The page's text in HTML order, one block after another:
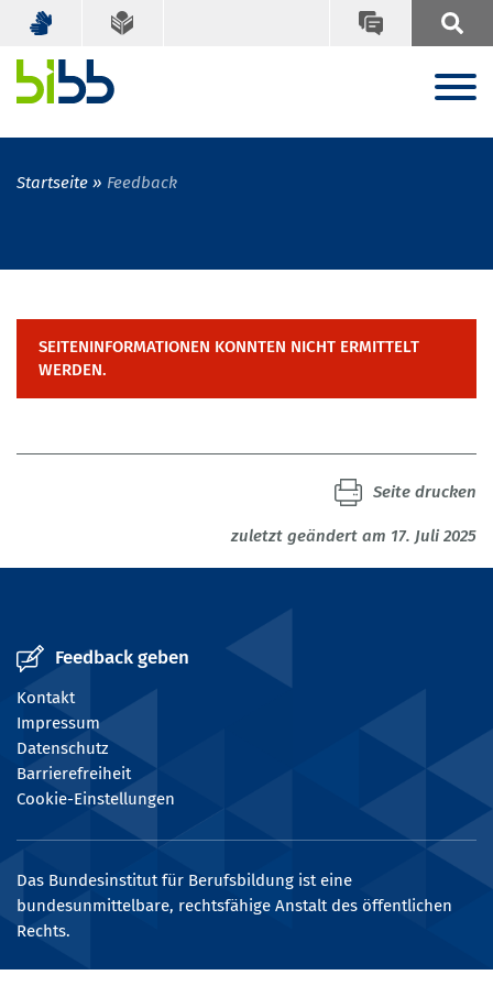
Startseite Feedback
SEITENINFORMATIONEN KONNTEN NICHT ERMITTELT
WERDEN.
zuletzt geändert am 17. Juli 2025
Seite drucken
Feedback geben
Kontakt
Impressum
Datenschutz
Barrierefreiheit
Cookie-Einstellungen
Das Bundesinstitut für Berufsbildung ist eine
bundesunmittelbare, rechtsfähige Anstalt des öffentlichen
Rechts.